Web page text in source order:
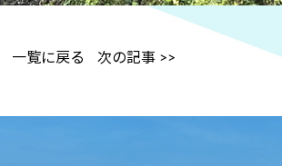
一覧に戻る 次の記事 >>